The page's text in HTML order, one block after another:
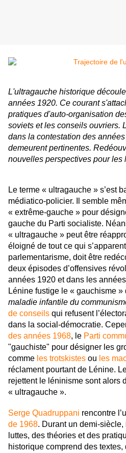
L'ultragauche historique
années 1920. Ce courant
pratiques d'auto-organisation
soviets et les conseils ouvriers.
dans la contestation des
demeurent pertinentes.
nouvelles perspectives pour les
Le terme « ultragauche » s’est
médiatico-policier. Il semble
« extrême-gauche » pour
gauche du Parti socialiste.
« ultragauche » peut être
éloigné de tout ce qui
parlementarisme, doit être
deux épisodes d’offensives
années 1920 et dans les
Lénine fustige le « gauchisme »
maladie infantile du
de conseils qui refusent
dans la social-démocratie.
des années 1968, le Parti
"gauchiste" pour désigner les
comme les trotskistes ou les
réclament pourtant de Lénine.
rejettent le léninisme sont alors
« ultragauche ».
Serge Quadruppani rencontre
de 1968. Durant un demi-
luttes, des théories et des
historique comprend des